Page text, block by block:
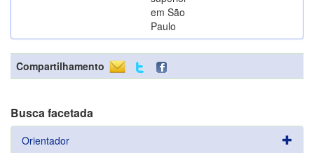
em São
Paulo
Compartilhamento
Busca facetada
Orientador